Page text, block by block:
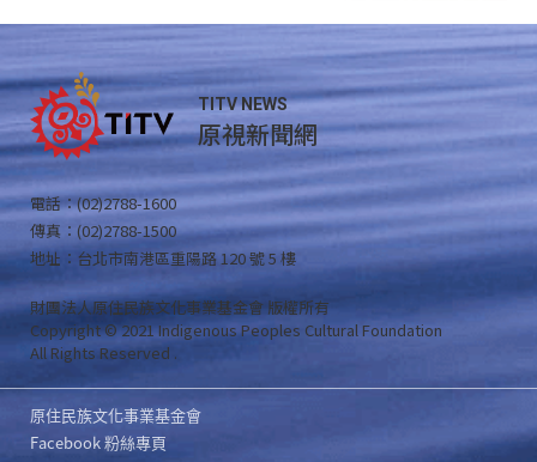
TITV NEWS
原視新聞網
電話：(02)2788-1600
傳真：(02)2788-1500
地址：台北市南港區重陽路 120 號 5 樓
財團法人原住民族文化事業基金會 版權所有
Copyright © 2021 Indigenous Peoples Cultural Foundation
All Rights Reserved .
原住民族文化事業基金會
Facebook 粉絲專頁